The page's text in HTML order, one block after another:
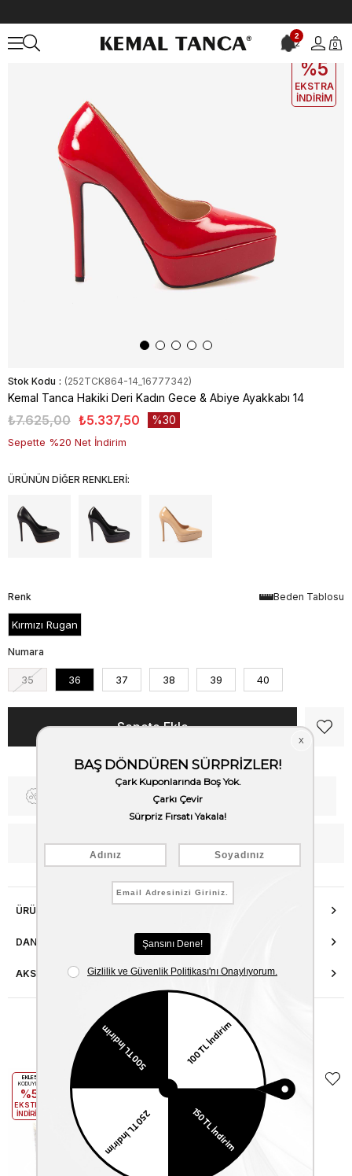
2
2 0
EKLE5
%5
EKSTRA
İNDİRİM
Stok Kodu (252TCK864-14_16777342)
Kemal Tanca Hakiki Deri Kadın Gece & Abiye Ayakkabı 14
₺7.625,00 ₺5.337,50 30
Sepette %20 Net İndirim
ÜRÜNÜN DİĞER RENKLERİ:
Beden Tablosu
Renk
Kırmızı Rugan
Numara
35 36 37 38 39 40
Fiyat Düşünce Haber Ver
WhatsApp’tan Bilgi Al
ÜRÜN ÖZELLIKLERI
DANIŞMA HATTI
AKSESUAR ONARIMI
Benzer Ürünler
EKLE5
KODUYLA
%5
EKSTRA
İNDİRİM
İNDİRİM